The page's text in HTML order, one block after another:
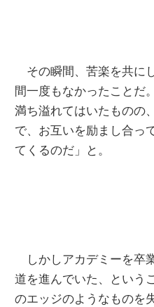
その瞬間、苦楽を共に
間一度もなかったことだ
満ち溢れてはいたものの
で、お互いを励まし合っ
てくるのだ」と。
しかしアカデミーを卒
道を進んでいた、という
のエッジのようなものを